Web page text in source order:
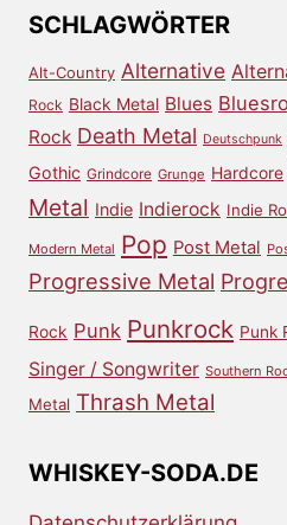
SCHLAGWÖRTER
Alt-Country Alternative
Rock Black Metal Blues
Rock Death Metal Deutschpunk
Gothic Grindcore Grunge Hardcore
Metal Indie Indierock Indie
Modern Metal Pop Post Metal
Progressive Metal
Rock Punk Punkrock Punk
Singer / Songwriter Southern
Metal Thrash Metal
WHISKEY-SODA.DE